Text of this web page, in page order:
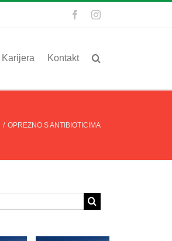
FacebookInstagram
Karijera Kontakt
/ OPREZNO S ANTIBIOTICIMA